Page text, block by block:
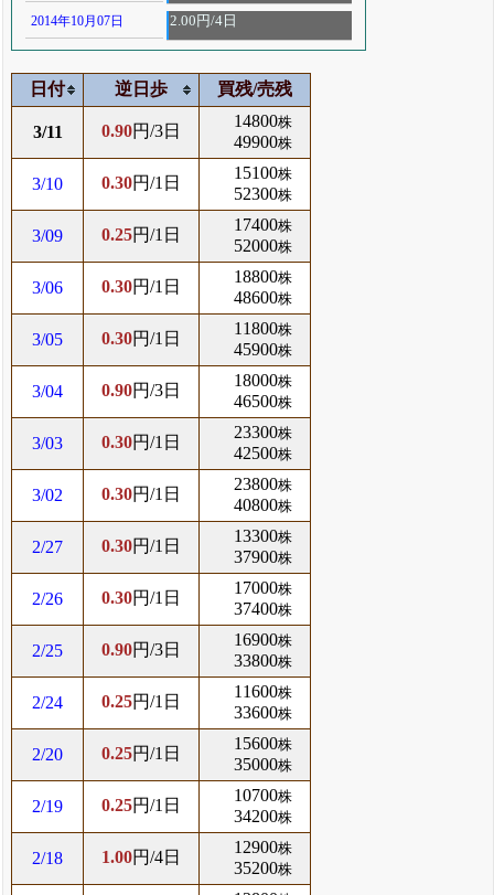
2014年10月07日 2.00円/4日
日付 逆日歩 買残/売残
3/11 0.90円/3日
14800株
49900株
3/10 0.30円/1日
15100株
52300株
3/09 0.25円/1日
17400株
52000株
3/06 0.30円/1日
18800株
48600株
3/05 0.30円/1日
11800株
45900株
3/04 0.90円/3日
18000株
46500株
3/03 0.30円/1日
23300株
42500株
3/02 0.30円/1日
23800株
40800株
2/27 0.30円/1日
13300株
37900株
2/26 0.30円/1日
17000株
37400株
2/25 0.90円/3日
16900株
33800株
2/24 0.25円/1日
11600株
33600株
2/20 0.25円/1日
15600株
35000株
2/19 0.25円/1日
10700株
34200株
2/18 1.00円/4日
12900株
35200株